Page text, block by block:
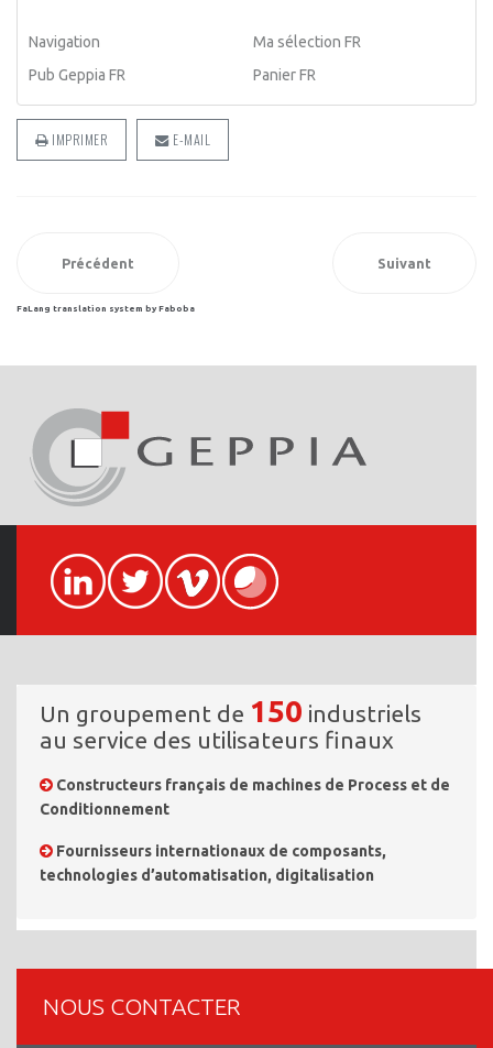
Navigation
Ma sélection FR
Pub Geppia FR
Panier FR
IMPRIMER E-MAIL
Précédent Suivant
FaLang translation system by Faboba
Un groupement de 150 industriels
au service des utilisateurs finaux
Constructeurs français de machines de Process et de
Conditionnement
Fournisseurs internationaux de composants,
technologies d’automatisation, digitalisation
NOUS CONTACTER